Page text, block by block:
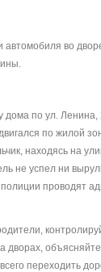
автомобиля во
дома по ул.
по жилой
находясь на
не успел ни
проводят
переходить